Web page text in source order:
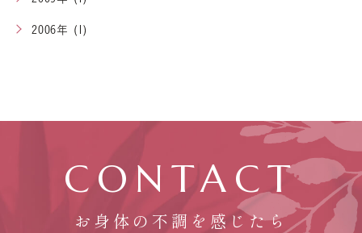
2006年 (1)
CONTACT
お身体の不調を感じたら